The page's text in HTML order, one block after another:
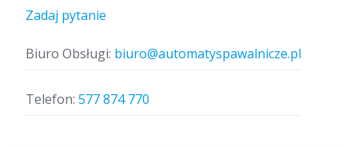
Zadaj pytanie
Biuro Obsługi: biuro@automatyspawalnicze.pl
Telefon: 577 874 770